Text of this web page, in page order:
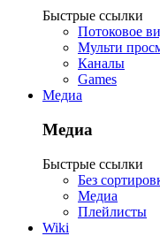
Быстрые ссылки
Потоковое
Мульти
Каналы
Games
Медиа
Медиа
Быстрые ссылки
Без
Медиа
Плейлисты
Wiki